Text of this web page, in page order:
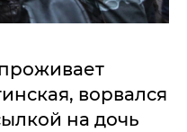
ворвался
на дочь